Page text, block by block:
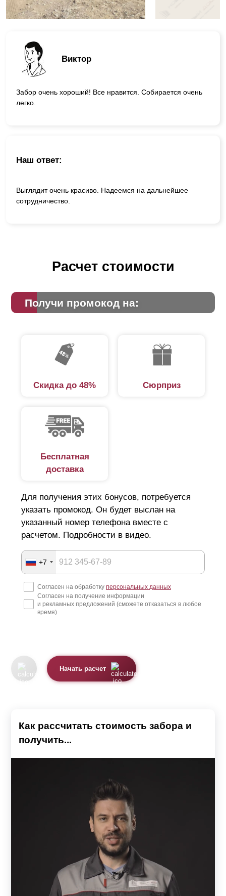
Виктор
Забор очень хороший! Все нравится. Собирается очень
легко.
Наш ответ:
Выглядит очень красиво. Надеемся на дальнейшее
сотрудничество.
Расчет стоимости
Получи промокод на:
Скидка до 48% Сюрприз
Бесплатная
доставка
Для получения этих бонусов, потребуется
указать промокод. Он будет выслан на
указанный номер телефона вместе с
расчетом. Подробности в видео.
+7
Согласен на обработку персональных данных
Согласен на получение информации
и рекламных предложений (сможете отказаться в любое
время)
Начать расчет
Как рассчитать стоимость забора и
получить...